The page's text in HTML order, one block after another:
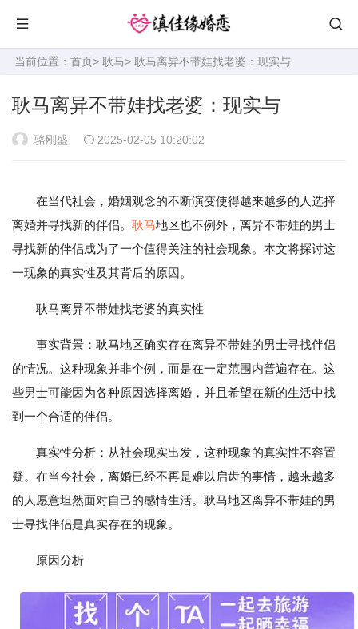
当前位置： 首页> 耿马> 耿马离异不带娃找老婆：现实与
耿马离异不带娃找老婆：现实与
骆刚盛 2025-02-05 10:20:02
在当代社会，婚姻观念的不断演变使得越来越多的人选择
离婚并寻找新的伴侣。 耿马地区也不例外，离异不带娃的男士
寻找新的伴侣成为了一个值得关注的社会现象。本文将探讨这
一现象的真实性及其背后的原因。
耿马离异不带娃找老婆的真实性
事实背景：耿马地区确实存在离异不带娃的男士寻找伴侣
的情况。这种现象并非个例，而是在一定范围内普遍存在。这
些男士可能因为各种原因选择离婚，并且希望在新的生活中找
到一个合适的伴侣。
真实性分析：从社会现实出发，这种现象的真实性不容置
疑。在当今社会，离婚已经不再是难以启齿的事情，越来越多
的人愿意坦然面对自己的感情生活。耿马地区离异不带娃的男
士寻找伴侣是真实存在的现象。
原因分析